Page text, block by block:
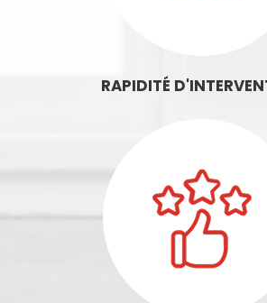
RAPIDITÉ